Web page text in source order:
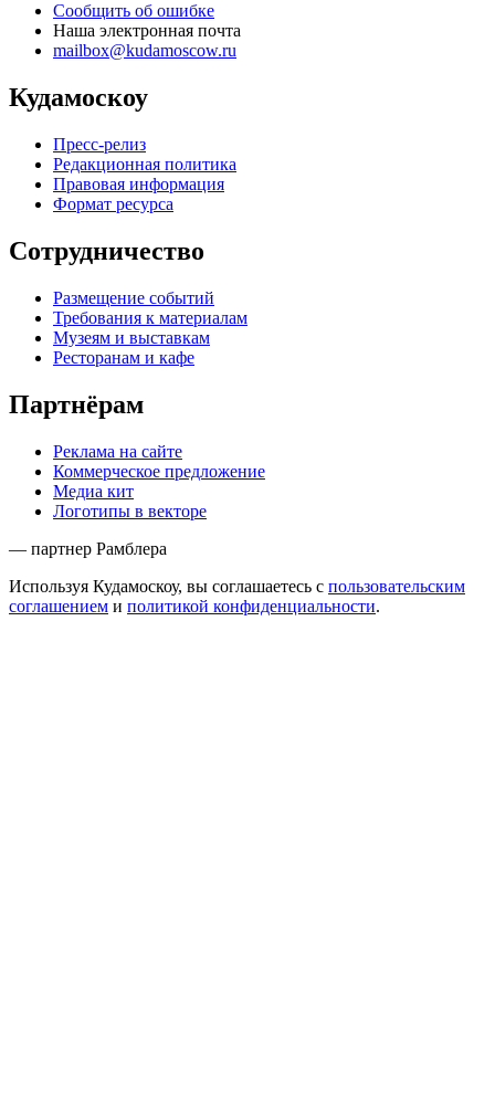
Сообщить об ошибке
Наша электронная почта
mailbox@kudamoscow.ru
Кудамоскоу
Пресс-релиз
Редакционная политика
Правовая информация
Формат ресурса
Сотрудничество
Размещение событий
Требования к материалам
Музеям и выставкам
Ресторанам и кафе
Партнёрам
Реклама на сайте
Коммерческое предложение
Медиа кит
Логотипы в векторе
— партнер Рамблера
Используя Кудамоскоу, вы соглашаетесь с пользовательским
соглашением и политикой конфиденциальности.